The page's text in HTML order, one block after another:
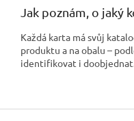
Jak poznám, o jaký
Každá karta má svůj
produktu a na obalu –
identifikovat i doobjednat.
Z